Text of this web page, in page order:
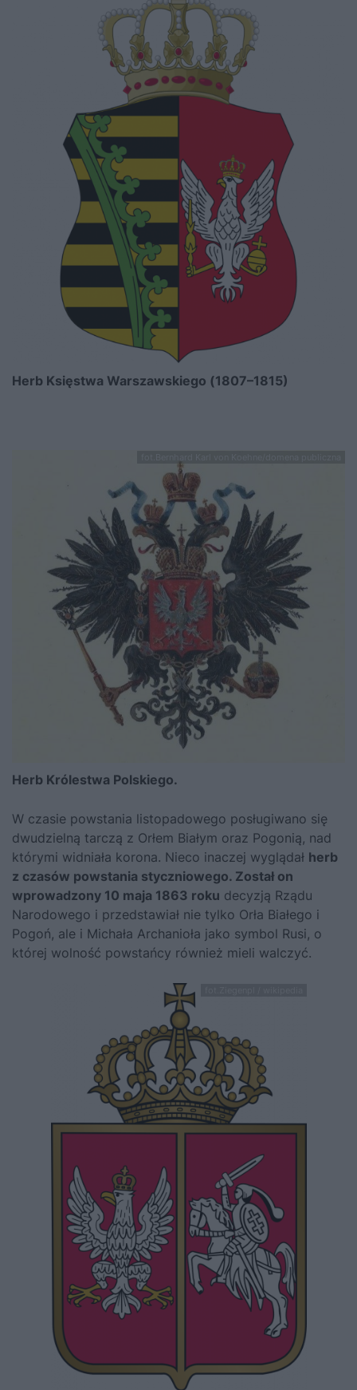
Herb Księstwa Warszawskiego (1807–1815)
Herb Królestwa Polskiego.
W czasie powstania listopadowego posługiwano się
dwudzielną tarczą z Orłem Białym oraz Pogonią, nad
którymi widniała korona. Nieco inaczej wyglądał herb
z czasów powstania styczniowego. Został on
wprowadzony 10 maja 1863 roku decyzją Rządu
Narodowego i przedstawiał nie tylko Orła Białego i
Pogoń, ale i Michała Archanioła jako symbol Rusi, o
której wolność powstańcy również mieli walczyć.